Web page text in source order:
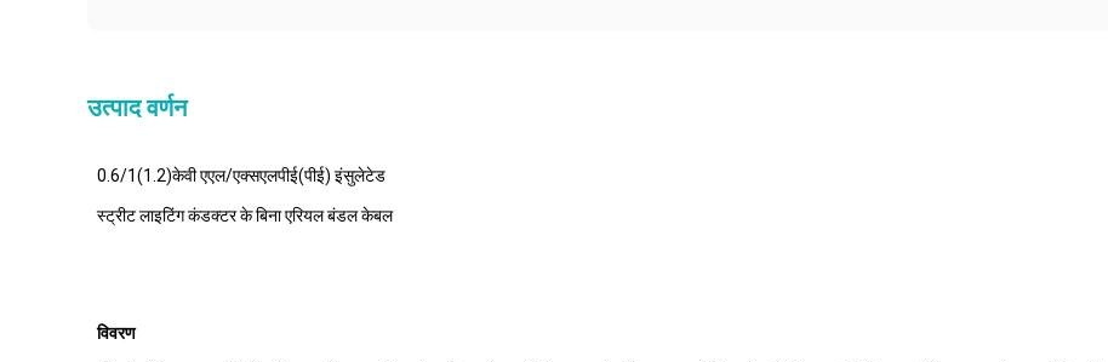
उत्पाद वर्णन
0.6/1(1.2)केवी एएल/एक्सएलपीई(पीई) इंसुलेटेड
स्ट्रीट लाइटिंग कंडक्टर के बिना एरियल बंडल केबल
विवरण